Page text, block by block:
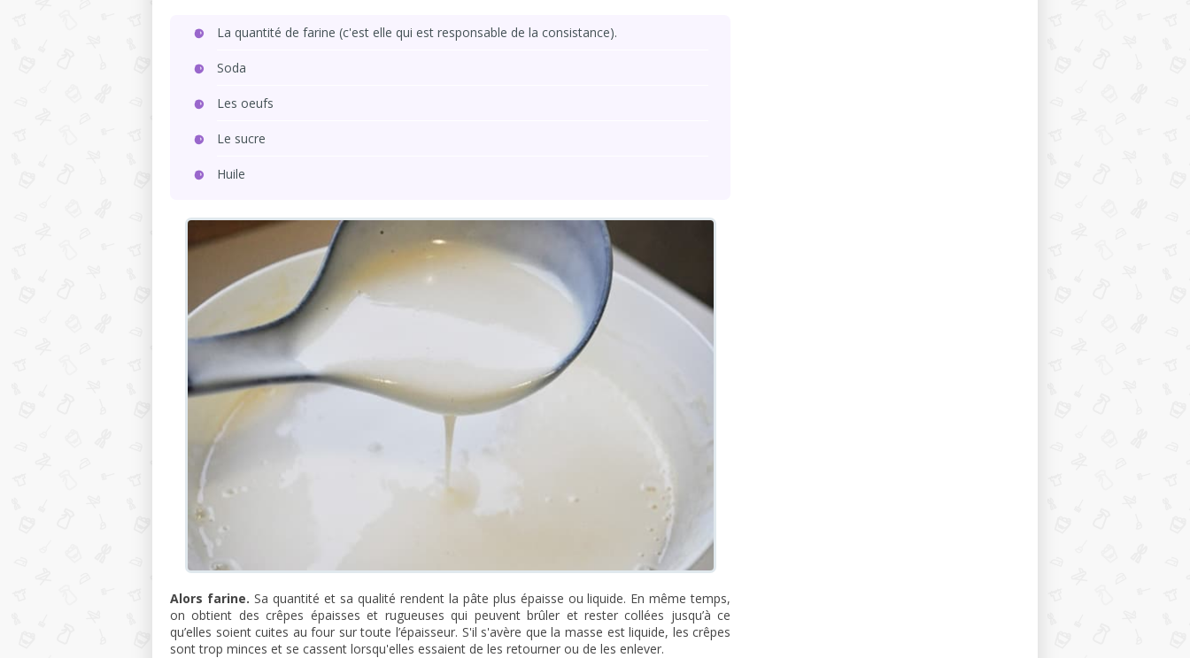
La quantité de farine (c'est elle qui est responsable de la consistance).
Soda
Les oeufs
Le sucre
Huile
Alors farine. Sa quantité et sa qualité rendent la pâte plus épaisse ou liquide. En même temps,
on obtient des crêpes épaisses et rugueuses qui peuvent brûler et rester collées jusqu’à ce
qu’elles soient cuites au four sur toute l’épaisseur. S'il s'avère que la masse est liquide, les crêpes
sont trop minces et se cassent lorsqu'elles essaient de les retourner ou de les enlever.